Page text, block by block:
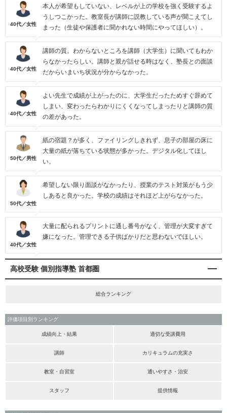
40代／女性
本人が希望もしていない、レベルが上の学校を強く受験するよ
うしつこかった。教室長が講師に説教している声が聞こえてし
まった（生徒や保護者に聞かれない時間にやってほしい）。
40代／女性
講師の質。わからないところを講師（大学生）に聞いてもわか
らなかったらしい。講師と親が話せる時はなく、塾長との面談
だからいまいち状況が分からなかった。
40代／女性
よい先生で成績が上がったのに、大学生だったためすぐ辞めて
しまい、変わったらわかりにくくなってしまったりと講師の質
の差があった。
50代／男性
紙の宿題？が多く、ファイリングしきれず、息子の部屋の床に
大量の紙が落ちている状態が多かった。デジタル化してほし
い。
50代／女性
希望しない限り面談がなかったり、授業のテスト対策がもう少
しあると良かった。学校の成績はそれほど上がらなかった。
40代／女性
大量に配られるプリントに通し番号がなく、管理が大変すぎて
嫌になった。管理できる子供ばかりだと思わないでほしい。
高校受験 個別指導塾 首都圏
総合ランキング
評価項目別ランキング
成績向上・結果 適切な受講費用
講師 カリキュラムの充実さ
教室・自習室 通いやすさ・治安
スタッフ 提供情報